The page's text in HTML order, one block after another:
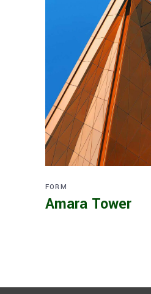
FORM
Amara Tower